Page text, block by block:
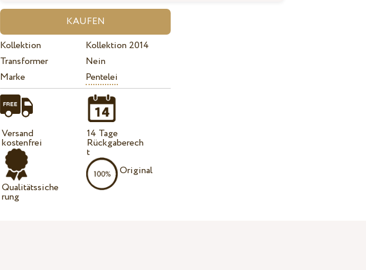
Kollektion
Kollektion 2014
Transformer
Nein
Marke
Pentelei
Versand
kostenfrei
Qualitätssiche
rung
14 Tage
Rückgaberech
t
Original